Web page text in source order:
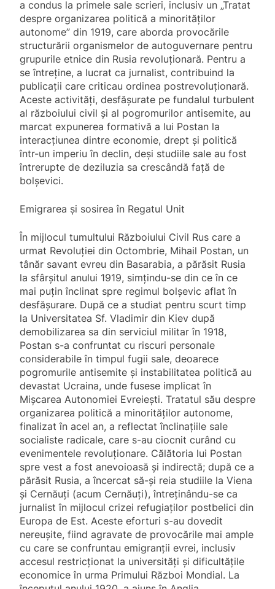
a condus la primele sale scrieri, inclusiv un „Tratat
despre organizarea politică a minorităților
autonome” din 1919, care aborda provocările
structurării organismelor de autoguvernare pentru
grupurile etnice din Rusia revoluționară. Pentru a
se întreține, a lucrat ca jurnalist, contribuind la
publicații care criticau ordinea postrevoluționară.
Aceste activități, desfășurate pe fundalul turbulent
al războiului civil și al pogromurilor antisemite, au
marcat expunerea formativă a lui Postan la
interacțiunea dintre economie, drept și politică
într-un imperiu în declin, deși studiile sale au fost
întrerupte de deziluzia sa crescândă față de
bolșevici.
Emigrarea și sosirea în Regatul Unit
În mijlocul tumultului Războiului Civil Rus care a
urmat Revoluției din Octombrie, Mihail Postan, un
tânăr savant evreu din Basarabia, a părăsit Rusia
la sfârșitul anului 1919, simțindu-se din ce în ce
mai puțin înclinat spre regimul bolșevic aflat în
desfășurare. După ce a studiat pentru scurt timp
la Universitatea Sf. Vladimir din Kiev după
demobilizarea sa din serviciul militar în 1918,
Postan s-a confruntat cu riscuri personale
considerabile în timpul fugii sale, deoarece
pogromurile antisemite și instabilitatea politică au
devastat Ucraina, unde fusese implicat în
Mișcarea Autonomiei Evreiești. Tratatul său despre
organizarea politică a minorităților autonome,
finalizat în acel an, a reflectat înclinațiile sale
socialiste radicale, care s-au ciocnit curând cu
evenimentele revoluționare. Călătoria lui Postan
spre vest a fost anevoioasă și indirectă; după ce a
părăsit Rusia, a încercat să-și reia studiile la Viena
și Cernăuți (acum Cernăuți), întreținându-se ca
jurnalist în mijlocul crizei refugiaților postbelici din
Europa de Est. Aceste eforturi s-au dovedit
nereușite, fiind agravate de provocările mai ample
cu care se confruntau emigranții evrei, inclusiv
accesul restricționat la universități și dificultățile
economice în urma Primului Război Mondial. La